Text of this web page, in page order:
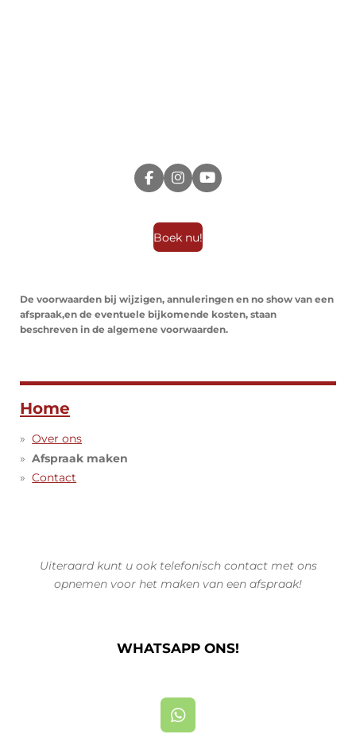
F
a
b
o
I
n
t
a
Y
o
Boek nu!
De voorwaarden bij wijzigen, annuleringen en no show van een
afspraak,en de eventuele bijkomende kosten, staan
beschreven in de algemene voorwaarden.
Home
Over ons
Afspraak maken
Contact
Uiteraard kunt u ook telefonisch contact met ons
opnemen voor het maken van een afspraak!
WHATSAPP ONS!
W